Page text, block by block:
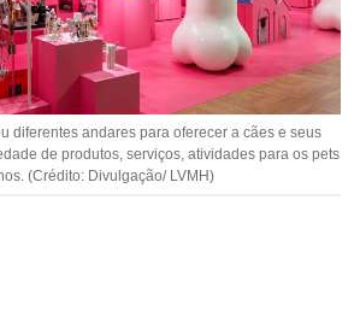
diferentes andares para oferecer a cães e seus
de produtos, serviços, atividades para os pets
(Crédito: Divulgação/ LVMH)